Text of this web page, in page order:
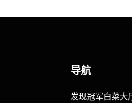
导航
发现冠军白菜大